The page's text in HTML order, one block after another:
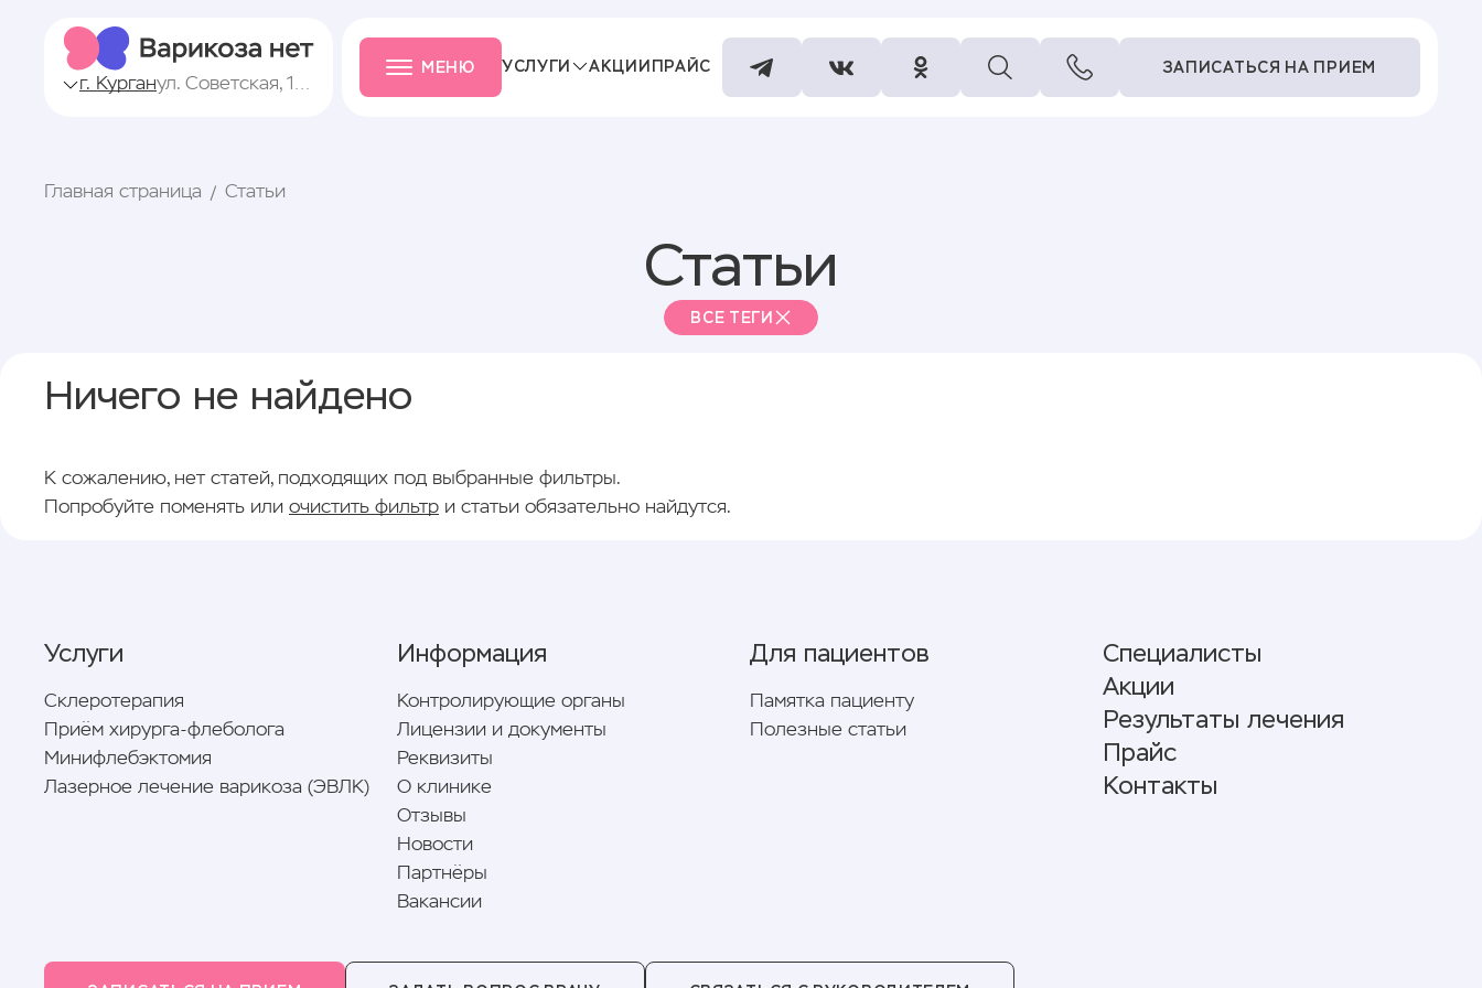
г. Курган ул. Советская, 148
МЕНЮ УСЛУГИ АКЦИИПРАЙС
ЗАПИСАТЬСЯ НА ПРИЕМ
Главная страница Статьи
Статьи
ВСЕ ТЕГИ
Ничего не найдено
К сожалению, нет статей, подходящих под выбранные фильтры.
Попробуйте поменять или очистить фильтр и статьи обязательно найдутся.
Услуги
Склеротерапия
Приём хирурга-флеболога
Минифлебэктомия
Лазерное лечение варикоза (ЭВЛК)
Информация
Контролирующие органы
Лицензии и документы
Реквизиты
О клинике
Отзывы
Новости
Партнёры
Вакансии
Для пациентов
Памятка пациенту
Полезные статьи
Специалисты
Акции
Результаты лечения
Прайс
Контакты